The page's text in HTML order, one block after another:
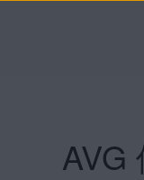
AVG